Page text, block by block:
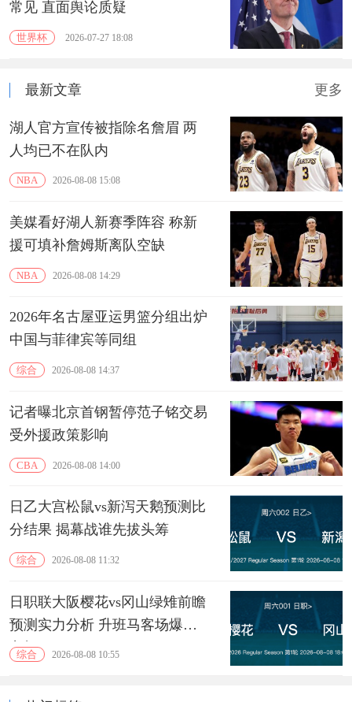
常见 直面舆论质疑
世界杯 2026-07-27 18:08
最新文章 更多
湖人官方宣传被指除名詹眉 两
人均已不在队内
NBA 2026-08-08 15:08
美媒看好湖人新赛季阵容 称新
援可填补詹姆斯离队空缺
NBA 2026-08-08 14:29
2026年名古屋亚运男篮分组出炉
中国与菲律宾等同组
综合 2026-08-08 14:37
记者曝北京首钢暂停范子铭交易
受外援政策影响
CBA 2026-08-08 14:00
日乙大宫松鼠vs新泻天鹅预测比
分结果 揭幕战谁先拔头筹
综合 2026-08-08 11:32
日职联大阪樱花vs冈山绿雉前瞻
预测实力分析 升班马客场爆冷
良机
综合 2026-08-08 10:55